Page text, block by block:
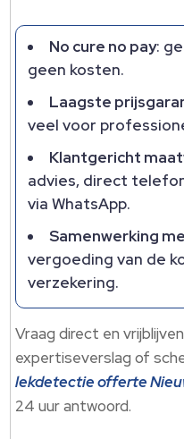
No cure no pay:
geen kosten.​
Laagste
veel voor
Klantgericht
advies, direct
via WhatsApp.​
Samenwerking
vergoeding van de
verzekering.​
Vraag direct en
expertiseverslag of
lekdetectie offerte
24 uur antwoord.​